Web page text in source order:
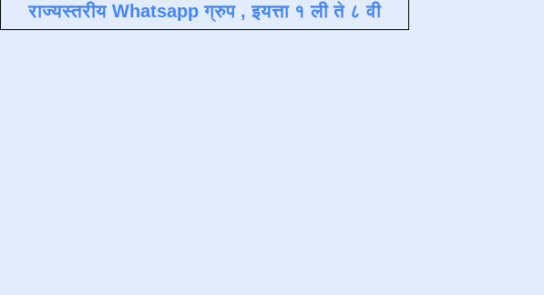
राज्यस्तरीय Whatsapp ग्रुप , इयत्ता १ ली ते ८ वी